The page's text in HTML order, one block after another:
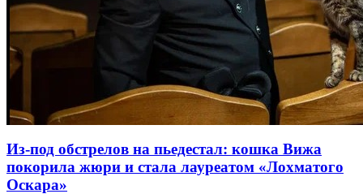
Из-под обстрелов на пьедестал: кошка Вижа
покорила жюри и стала лауреатом «Лохматого
Оскара»